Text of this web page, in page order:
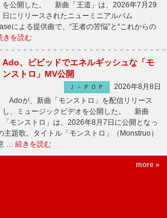
を公開した。 新曲「王道」は、2026年7月29
日にリリースされたニューミニアルバム
による提供曲で、“王者の苦悩”と“これからの
きを読む
Ado、ビビッドでエネルギッシュな「モ
ンストロ」MV公開
Ｊ－ＰＯＰ
2026年8月8日
Adoが、新曲「モンストロ」を配信リリース
し、ミュージックビデオを公開した。 新曲
「モンストロ」は、2026年8月7日に公開となっ
題歌。タイトル「モンストロ」（Monstruo）
… 続きを読む
more »